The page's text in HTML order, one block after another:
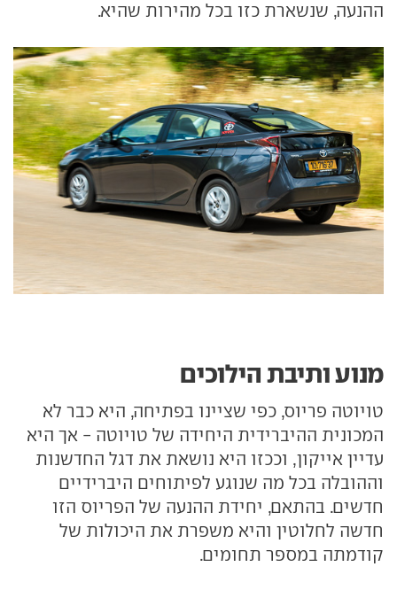
ההנעה, שנשארת כזו בכל מהירות שהיא.
מנוע ותיבת הילוכים
טויוטה פריוס, כפי שציינו בפתיחה, היא כבר לא
המכונית ההיברידית היחידה של טויוטה - אך היא
עדיין אייקון, וככזו היא נושאת את דגל החדשנות
וההובלה בכל מה שנוגע לפיתוחים היברידיים
חדשים. בהתאם, יחידת ההנעה של הפריוס הזו
חדשה לחלוטין והיא משפרת את היכולות של
קודמתה במספר תחומים.